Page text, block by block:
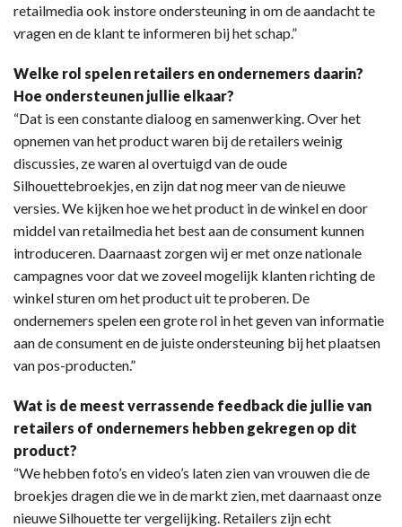
retailmedia ook instore ondersteuning in om de aandacht te
vragen en de klant te informeren bij het schap.”
Welke rol spelen retailers en ondernemers daarin?
Hoe ondersteunen jullie elkaar?
“Dat is een constante dialoog en samenwerking. Over het
opnemen van het product waren bij de retailers weinig
discussies, ze waren al overtuigd van de oude
Silhouettebroekjes, en zijn dat nog meer van de nieuwe
versies. We kijken hoe we het product in de winkel en door
middel van retailmedia het best aan de consument kunnen
introduceren. Daarnaast zorgen wij er met onze nationale
campagnes voor dat we zoveel mogelijk klanten richting de
winkel sturen om het product uit te proberen. De
ondernemers spelen een grote rol in het geven van informatie
aan de consument en de juiste ondersteuning bij het plaatsen
van pos-producten.”
Wat is de meest verrassende feedback die jullie van
retailers of ondernemers hebben gekregen op dit
product?
“We hebben foto’s en video’s laten zien van vrouwen die de
broekjes dragen die we in de markt zien, met daarnaast onze
nieuwe Silhouette ter vergelijking. Retailers zijn echt